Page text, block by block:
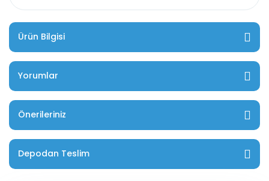
Ürün Bilgisi
Yorumlar
Önerileriniz
Depodan Teslim